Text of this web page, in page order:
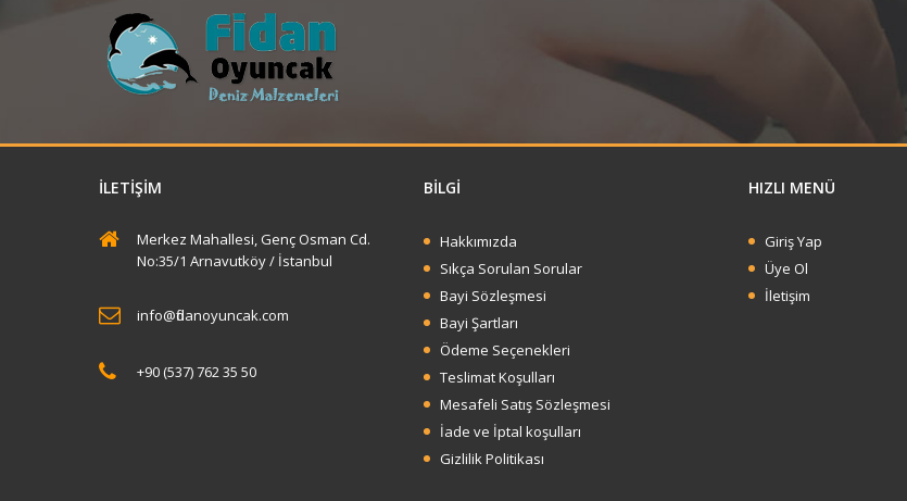
İLETIŞIM
Merkez Mahallesi, Genç Osman Cd.
No:35/1 Arnavutköy / İstanbul
info@fidanoyuncak.com
+90 (537) 762 35 50
BİLGİ
Hakkımızda
Sıkça Sorulan Sorular
Bayi Sözleşmesi
Bayi Şartları
Ödeme Seçenekleri
Teslimat Koşulları
Mesafeli Satış Sözleşmesi
İade ve İptal koşulları
Gizlilik Politikası
HIZLI MENÜ
Giriş Yap
Üye Ol
İletişim